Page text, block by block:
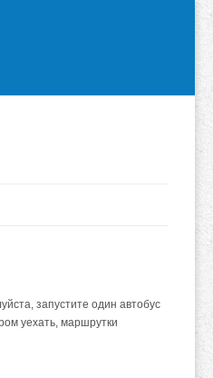
запустите один автобус
уехать, маршрутки